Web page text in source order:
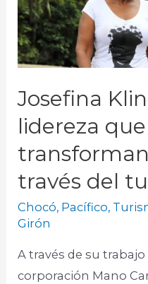
Josefina
lidereza
través del
Chocó, Pacífico,
Girón
A través de su trabajo
corporación Mano